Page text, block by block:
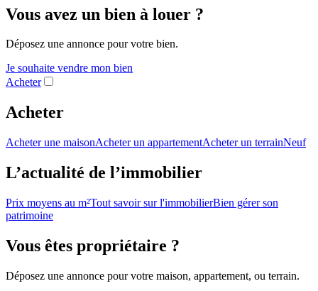
Vous avez un bien à louer ?
Déposez une annonce pour votre bien.
Je souhaite vendre mon bien
Acheter
Acheter
Acheter une maisonAcheter un appartementAcheter un terrainNeuf
L’actualité de l’immobilier
Prix moyens au m²Tout savoir sur l'immobilierBien gérer son
patrimoine
Vous êtes propriétaire ?
Déposez une annonce pour votre maison, appartement, ou terrain.